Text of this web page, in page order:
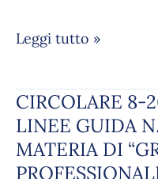
N.3
22.12.2016
ISCRIZIONE
–
CIRCOLARE
MISE
1/2017
Leggi tutto »
CIRCOLARE 8-
LINEE GUIDA
MATERIA DI
CIRCOLARE
8-
2017
PUBBLICATE